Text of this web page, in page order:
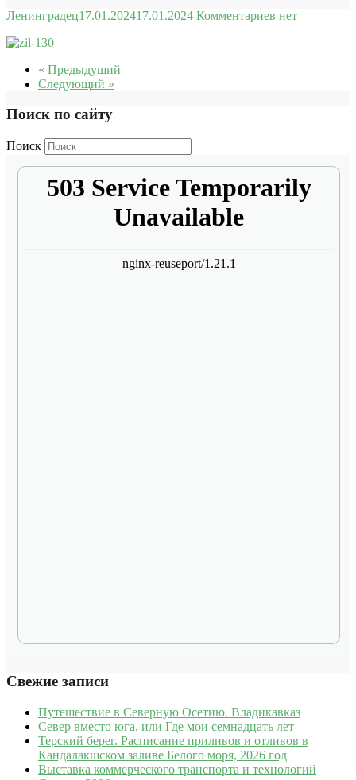
Ленинградец17.01.202417.01.2024 Комментариев нет
« Предыдущий
Следующий »
Поиск по сайту
Поиск
Свежие записи
Путешествие в Северную Осетию. Владикавказ
Север вместо юга, или Где мои семнадцать лет
Терский берег. Расписание приливов и отливов в
Кандалакшском заливе Белого моря, 2026 год
Выставка коммерческого транспорта и технологий